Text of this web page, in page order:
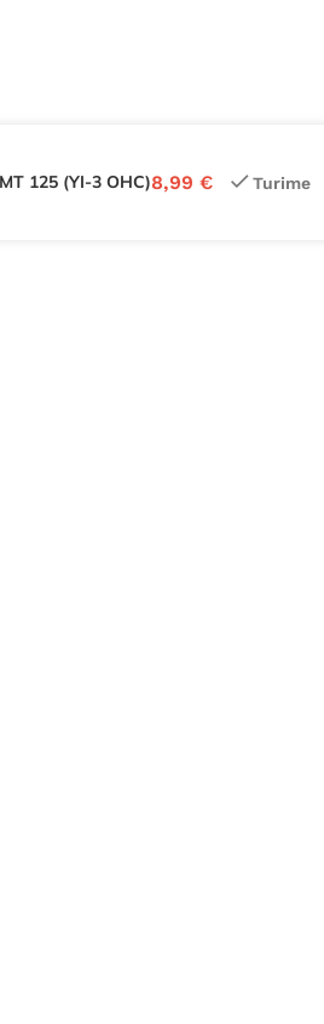
125 (YI-3 OHC)8,99 € Turime